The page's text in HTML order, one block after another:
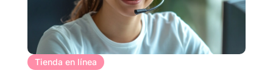
Tienda en línea